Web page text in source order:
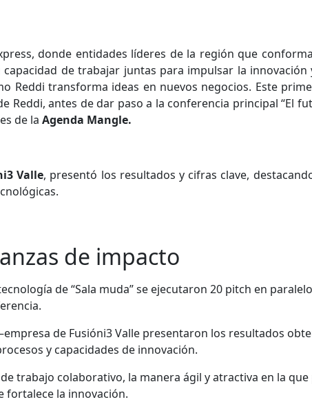
donde entidades líderes de la región que
de trabajar juntas para impulsar la
Reddi transforma ideas en nuevos negocios. Este
Reddi, antes de dar paso a la conferencia principal “El
de la Agenda Mangle.
Valle, presentó los resultados y cifras clave,
de impacto
de “Sala muda” se ejecutaron 20 pitch en
de Fusióni3 Valle presentaron los resultados
y capacidades de innovación.
trabajo colaborativo, la manera ágil y atractiva en la
fortalece la innovación.